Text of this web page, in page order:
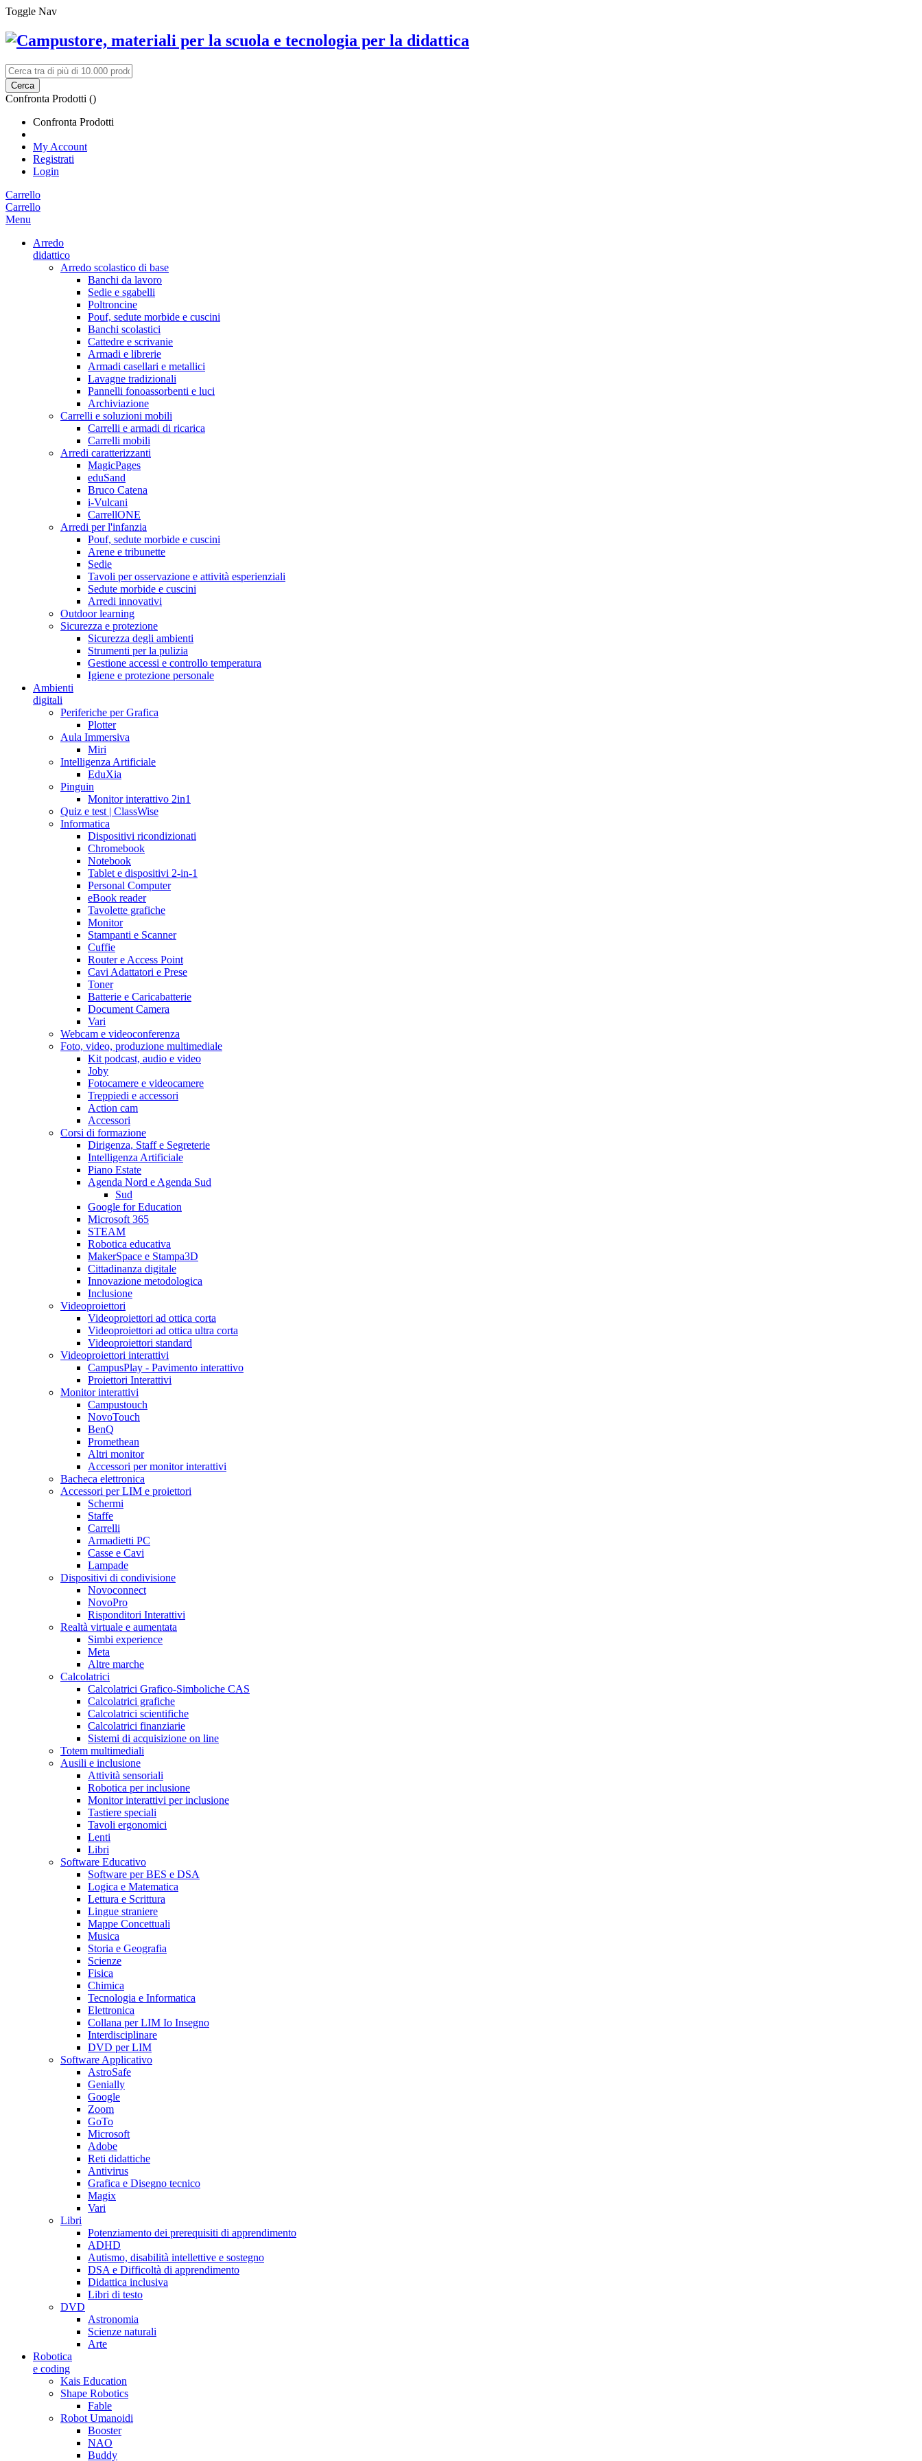
Toggle Nav
Cerca
Confronta Prodotti ()
Confronta Prodotti
My Account
Registrati
Login
Carrello
Carrello
Menu
Arredo
didattico
Arredo scolastico di base
Banchi da lavoro
Sedie e sgabelli
Poltroncine
Pouf, sedute morbide e cuscini
Banchi scolastici
Cattedre e scrivanie
Armadi e librerie
Armadi casellari e metallici
Lavagne tradizionali
Pannelli fonoassorbenti e luci
Archiviazione
Carrelli e soluzioni mobili
Carrelli e armadi di ricarica
Carrelli mobili
Arredi caratterizzanti
MagicPages
eduSand
Bruco Catena
i-Vulcani
CarrellONE
Arredi per l'infanzia
Pouf, sedute morbide e cuscini
Arene e tribunette
Sedie
Tavoli per osservazione e attività esperienziali
Sedute morbide e cuscini
Arredi innovativi
Outdoor learning
Sicurezza e protezione
Sicurezza degli ambienti
Strumenti per la pulizia
Gestione accessi e controllo temperatura
Igiene e protezione personale
Ambienti
digitali
Periferiche per Grafica
Plotter
Aula Immersiva
Miri
Intelligenza Artificiale
EduXia
Pinguin
Monitor interattivo 2in1
Quiz e test | ClassWise
Informatica
Dispositivi ricondizionati
Chromebook
Notebook
Tablet e dispositivi 2-in-1
Personal Computer
eBook reader
Tavolette grafiche
Monitor
Stampanti e Scanner
Cuffie
Router e Access Point
Cavi Adattatori e Prese
Toner
Batterie e Caricabatterie
Document Camera
Vari
Webcam e videoconferenza
Foto, video, produzione multimediale
Kit podcast, audio e video
Joby
Fotocamere e videocamere
Treppiedi e accessori
Action cam
Accessori
Corsi di formazione
Dirigenza, Staff e Segreterie
Intelligenza Artificiale
Piano Estate
Agenda Nord e Agenda Sud
Sud
Google for Education
Microsoft 365
STEAM
Robotica educativa
MakerSpace e Stampa3D
Cittadinanza digitale
Innovazione metodologica
Inclusione
Videoproiettori
Videoproiettori ad ottica corta
Videoproiettori ad ottica ultra corta
Videoproiettori standard
Videoproiettori interattivi
CampusPlay - Pavimento interattivo
Proiettori Interattivi
Monitor interattivi
Campustouch
NovoTouch
BenQ
Promethean
Altri monitor
Accessori per monitor interattivi
Bacheca elettronica
Accessori per LIM e proiettori
Schermi
Staffe
Carrelli
Armadietti PC
Casse e Cavi
Lampade
Dispositivi di condivisione
Novoconnect
NovoPro
Risponditori Interattivi
Realtà virtuale e aumentata
Simbi experience
Meta
Altre marche
Calcolatrici
Calcolatrici Grafico-Simboliche CAS
Calcolatrici grafiche
Calcolatrici scientifiche
Calcolatrici finanziarie
Sistemi di acquisizione on line
Totem multimediali
Ausili e inclusione
Attività sensoriali
Robotica per inclusione
Monitor interattivi per inclusione
Tastiere speciali
Tavoli ergonomici
Lenti
Libri
Software Educativo
Software per BES e DSA
Logica e Matematica
Lettura e Scrittura
Lingue straniere
Mappe Concettuali
Musica
Storia e Geografia
Scienze
Fisica
Chimica
Tecnologia e Informatica
Elettronica
Collana per LIM Io Insegno
Interdisciplinare
DVD per LIM
Software Applicativo
AstroSafe
Genially
Google
Zoom
GoTo
Microsoft
Adobe
Reti didattiche
Antivirus
Grafica e Disegno tecnico
Magix
Vari
Libri
Potenziamento dei prerequisiti di apprendimento
ADHD
Autismo, disabilità intellettive e sostegno
DSA e Difficoltà di apprendimento
Didattica inclusiva
Libri di testo
DVD
Astronomia
Scienze naturali
Arte
Robotica
e coding
Kais Education
Shape Robotics
Fable
Robot Umanoidi
Booster
NAO
Buddy